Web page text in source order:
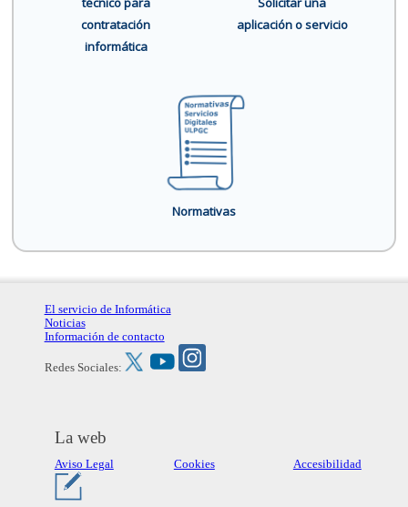
contratación
informática
aplicación o servicio
Normativas
El servicio de Informática
Noticias
Información de contacto
Redes Sociales:
La web
Aviso Legal Cookies Accesibilidad